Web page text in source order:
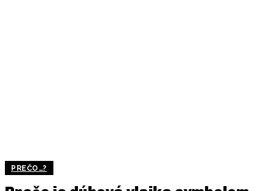
PREČO…?